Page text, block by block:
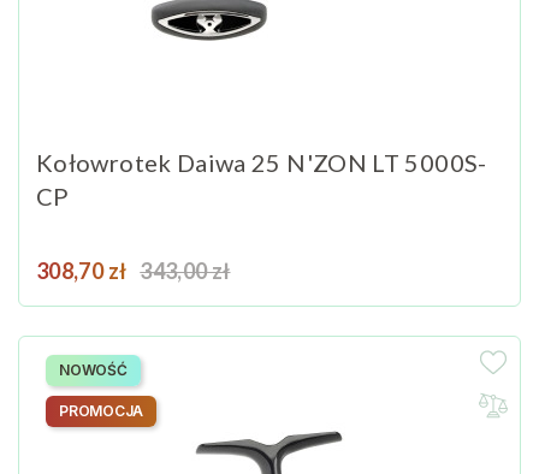
Kołowrotek Daiwa 25 N'ZON LT 5000S-
CP
Cena
308,70 zł Cena podstawowa
343,00 zł
NOWOŚĆ
PROMOCJA